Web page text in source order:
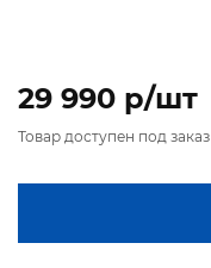
29 990 p/шт
Товар доступен под заказ